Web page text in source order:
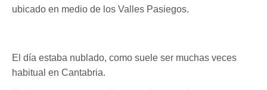
ubicado en medio de los Valles Pasiegos.
El día estaba nublado, como suele ser muchas veces
habitual en Cantabria.